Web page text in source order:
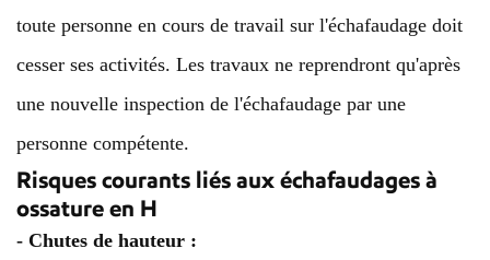
toute personne en cours de travail sur l'échafaudage doit
cesser ses activités. Les travaux ne reprendront qu'après
une nouvelle inspection de l'échafaudage par une
personne compétente.
Risques courants liés aux échafaudages à
ossature en H
- Chutes de hauteur :